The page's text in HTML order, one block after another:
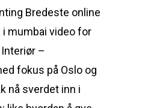
Bredeste online
mumbai video for
–
fokus på Oslo og
nå sverdet inn i